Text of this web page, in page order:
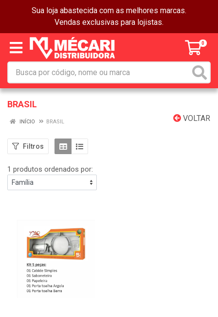
Sua loja abastecida com as melhores marcas.
Vendas exclusivas para lojistas.
0
BRASIL
VOLTAR
INÍCIO BRASIL
Filtros
1 produtos ordenados por: